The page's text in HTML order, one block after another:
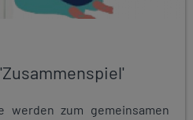
werden zum gemeinsamen